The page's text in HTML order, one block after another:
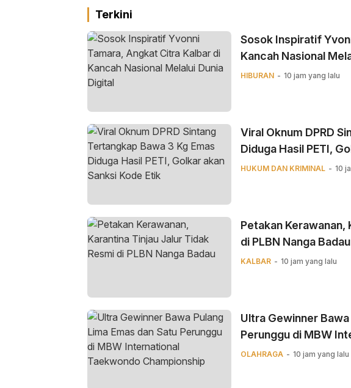
Terkini
‎Sosok Inspiratif
Kancah Nasional
HIBURAN 10 jam yang lalu
Viral Oknum DPRD
Diduga Hasil PETI,
HUKUM DAN KRIMINAL 10
Petakan Kerawanan,
di PLBN Nanga Badau
KALBAR 10 jam yang lalu
Ultra Gewinner Bawa
Perunggu di MBW
Championship
OLAHRAGA 10 jam yang lalu